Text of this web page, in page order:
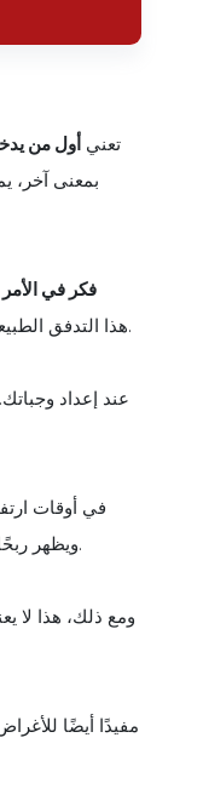
FIFO تعني أول من
بمعنى آخر،
فكر في
يشجع FIFO هذا التدفق الطبيعي من خلال التأكد من أن المحاسبة الخاصة بك تعكس كيفية استخدامك الفعلي للمخزون الخاص بك.
ويظهر ربحًا أعلى على الورق.
ومع ذلك، هذا لا